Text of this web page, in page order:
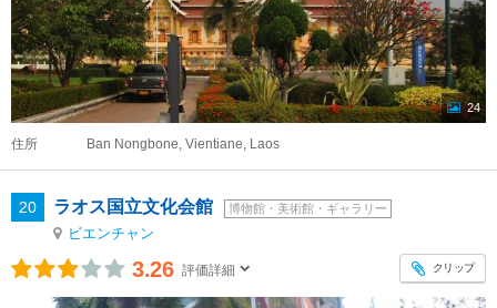
24
住所 Ban Nongbone, Vientiane, Laos
20 ラオス国立文化会館 博物館・美術館・ギャラリー
ビエンチャン
3.26 評価詳細 クリップ